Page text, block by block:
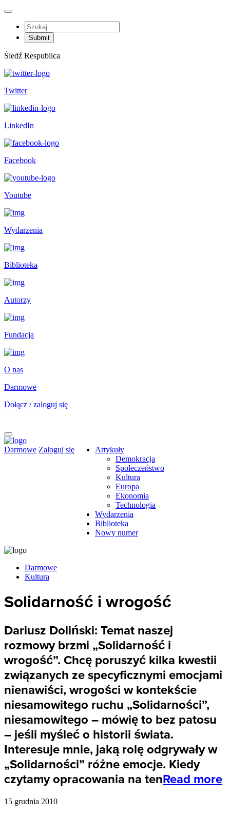
Śledź Respublica
Twitter
LinkedIn
Facebook
Youtube
Wydarzenia
Biblioteka
Autorzy
Fundacja
O nas
Darmowe
Dołącz / zaloguj się
Darmowe Zaloguj się
Artykuły
Demokracja
Społeczeństwo
Kultura
Europa
Ekonomia
Technologia
Wydarzenia
Biblioteka
Nowy numer
Darmowe
Kultura
Solidarność i wrogość
Dariusz Doliński: Temat naszej
rozmowy brzmi „Solidarność i
wrogość”. Chcę poruszyć kilka kwestii
związanych ze specyficznymi emocjami
nienawiści, wrogości w kontekście
niesamowitego ruchu „Solidarności”,
niesamowitego – mówię to bez patosu
– jeśli myśleć o historii świata.
Interesuje mnie, jaką rolę odgrywały w
„Solidarności” różne emocje. Kiedy
czytamy opracowania na tenRead more
15 grudnia 2010